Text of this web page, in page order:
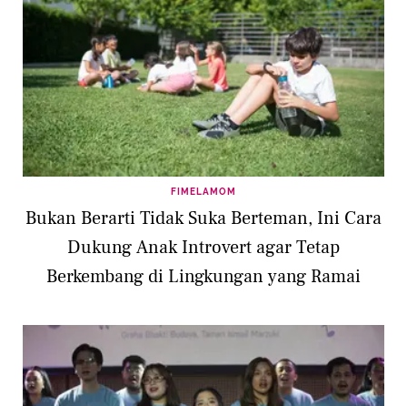
FIMELAMOM
Bukan Berarti Tidak Suka Berteman, Ini Cara
Dukung Anak Introvert agar Tetap
Berkembang di Lingkungan yang Ramai